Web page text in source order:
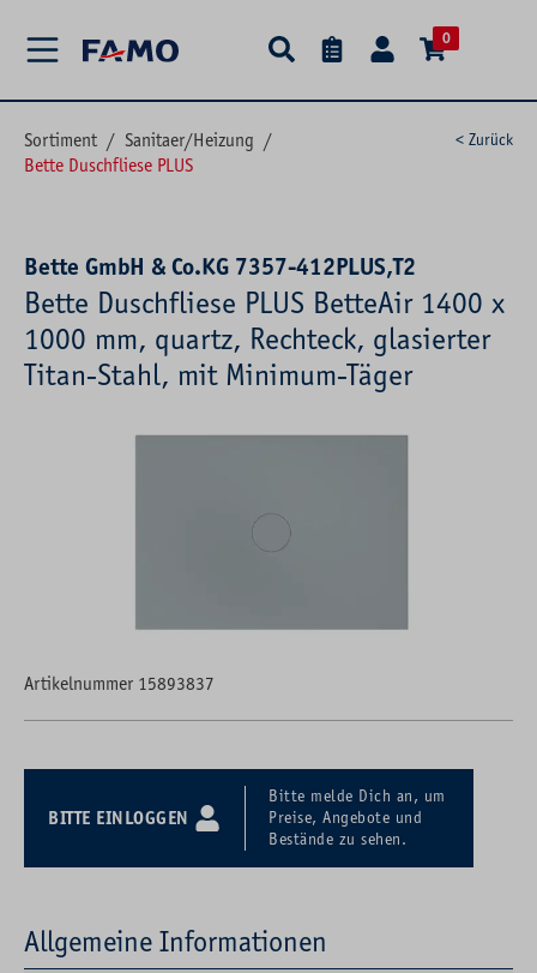
0
Sortiment / Sanitaer/Heizung /
Bette Duschfliese PLUS
< Zurück
Bette GmbH & Co.KG 7357-412PLUS,T2
Bette Duschfliese PLUS BetteAir 1400 x
1000 mm, quartz, Rechteck, glasierter
Titan-Stahl, mit Minimum-Täger
Artikelnummer 15893837
BITTE EINLOGGEN
Bitte melde Dich an, um
Preise, Angebote und
Bestände zu sehen.
Allgemeine Informationen